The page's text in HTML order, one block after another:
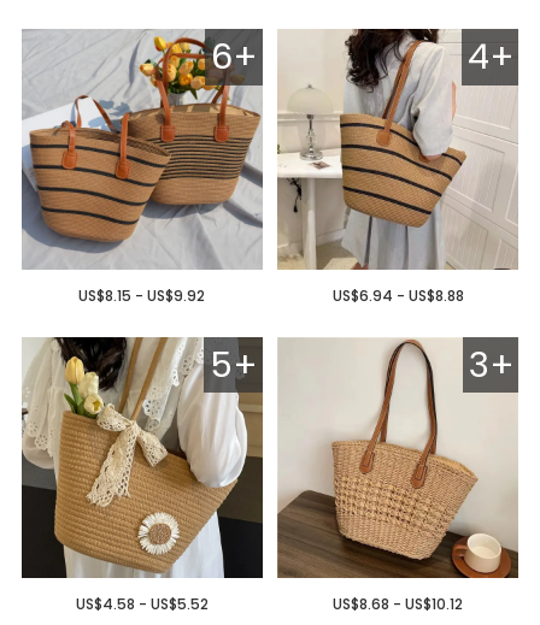
4+
US$6.94 - US$8.88
6+
US$8.15 - US$9.92
3+
US$8.68 - US$10.12
5+
US$4.58 - US$5.52